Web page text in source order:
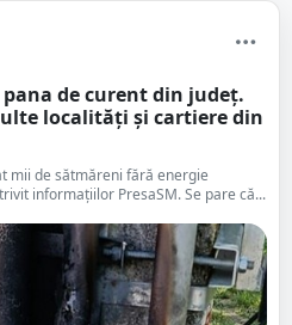
pana de curent din județ.
localități și cartiere din
mii de sătmăreni fără energie
informațiilor PresaSM. Se pare că...